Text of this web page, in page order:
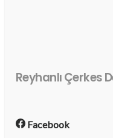
Reyhanlı Çerkes
Facebook